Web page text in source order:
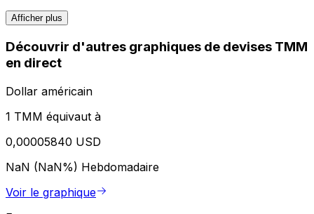
Afficher plus
Découvrir d'autres graphiques de devises TMM
en direct
Dollar américain
1 TMM équivaut à
0,00005840 USD
NaN (NaN%) Hebdomadaire
Voir le graphique